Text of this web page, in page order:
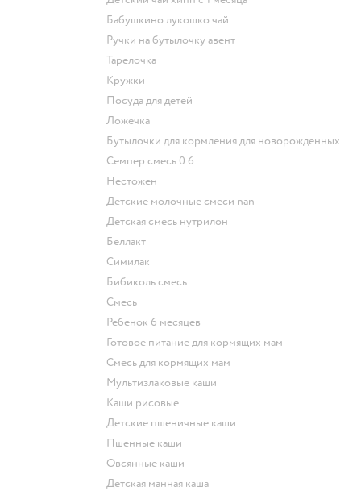
бабушкино лукошко чай
ручки на бутылочку авент
тарелочка
кружки
посуда для детей
ложечка
бутылочки для кормления для новорожденных
семпер смесь 0 6
нестожен
Детские молочные смеси nan
детская смесь нутрилон
беллакт
симилак
бибиколь смесь
смесь
ребенок 6 месяцев
готовое питание для кормящих мам
смесь для кормящих мам
Мультизлаковые каши
Каши рисовые
Детские пшеничные каши
Пшенные каши
овсянные каши
детская манная каша